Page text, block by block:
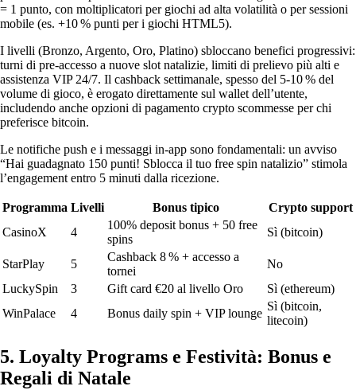
= 1 punto, con moltiplicatori per giochi ad alta volatilità o per sessioni
mobile (es. +10 % punti per i giochi HTML5).
I livelli (Bronzo, Argento, Oro, Platino) sbloccano benefici progressivi:
turni di pre‑accesso a nuove slot natalizie, limiti di prelievo più alti e
assistenza VIP 24/7. Il cashback settimanale, spesso del 5‑10 % del
volume di gioco, è erogato direttamente sul wallet dell’utente,
includendo anche opzioni di pagamento crypto scommesse per chi
preferisce bitcoin.
Le notifiche push e i messaggi in‑app sono fondamentali: un avviso
“Hai guadagnato 150 punti! Sblocca il tuo free spin natalizio” stimola
l’engagement entro 5 minuti dalla ricezione.
Programma Livelli Bonus tipico
Crypto support
CasinoX
4
100% deposit bonus + 50 free
spins
Sì (bitcoin)
StarPlay 5
Cashback 8 % + accesso a
tornei
No
LuckySpin
3 Gift card €20 al livello Oro
Sì (ethereum)
WinPalace
4 Bonus daily spin + VIP lounge
Sì (bitcoin,
litecoin)
5. Loyalty Programs e Festività: Bonus e
Regali di Natale